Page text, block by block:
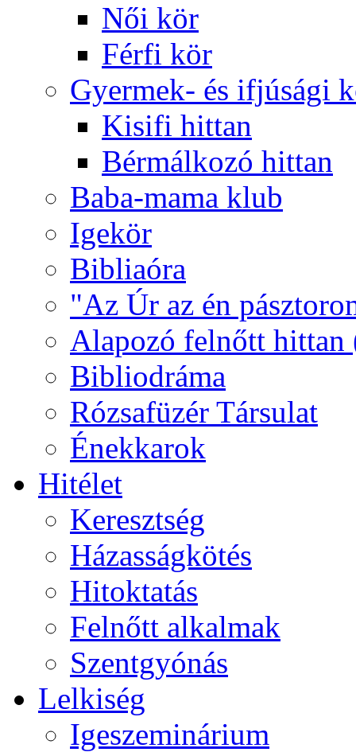
Női kör
Férfi kör
Gyermek- és ifjúsági
Kisifi hittan
Bérmálkozó hittan
Baba-mama klub
Igekör
Bibliaóra
"Az Úr az én
Alapozó felnőtt hittan
Bibliodráma
Rózsafüzér Társulat
Énekkarok
Hitélet
Keresztség
Házasságkötés
Hitoktatás
Felnőtt alkalmak
Szentgyónás
Lelkiség
Igeszeminárium